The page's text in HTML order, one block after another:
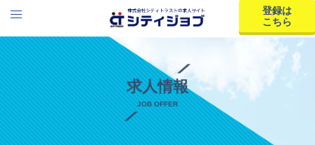
登録は
こちら
求人情報
JOB OFFER